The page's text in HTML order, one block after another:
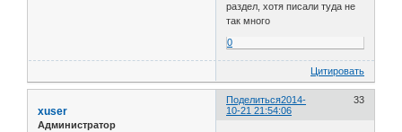
раздел, хотя писали туда не
так много
0
Цитировать
Поделиться 33
2014-
10-21 21:54:06
xuser
Администратор